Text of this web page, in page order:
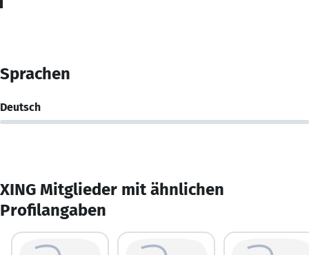
Sprachen
Deutsch
XING Mitglieder mit ähnlichen
Profilangaben